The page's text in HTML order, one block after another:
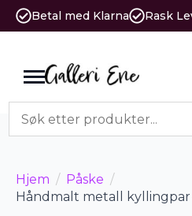
Betal med Klarna Rask
Hjem
Påske
Håndmalt metall kyllingpar